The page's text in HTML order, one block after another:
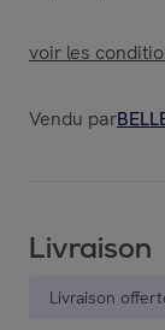
voir les
Vendu par
Livraison
Livraison